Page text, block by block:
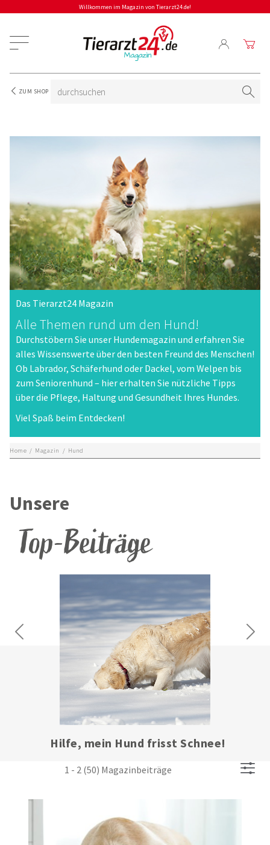
Willkommen im Magazin von Tierarzt24.de!
ZUM SHOP
Das Tierarzt24 Magazin
Alle Themen rund um den Hund!
Durchstöbern Sie unser Hundemagazin und erfahren Sie
alles Wissenswerte über den besten Freund des Menschen!
Ob Labrador, Schäferhund oder Dackel, vom Welpen bis
zum Seniorenhund – hier erhalten Sie nützliche Tipps
über die Pflege, Haltung und Gesundheit Ihres Hundes.
Viel Spaß beim Entdecken!
Home / Magazin / Hund
Unsere
Top-Beiträge
Hilfe, mein Hund frisst Schnee!
Previous Next
1 - 2 (50) Magazinbeiträge